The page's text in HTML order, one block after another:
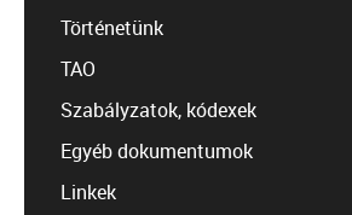
Történetünk
TAO
Szabályzatok, kódexek
Egyéb dokumentumok
Linkek